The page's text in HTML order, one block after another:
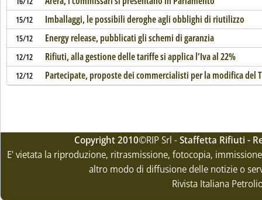
15/12 Imballaggi, le possibili deroghe agli obblighi di riutilizzo
15/12 Energy release, pubblicati gli schemi di garanzia
12/12 Rifiuti, alla gestione delle tariffe si applica l’Iva al 22%
12/12 Partecipate, proposte dei commercialisti per la modifica del
Copyright 2010©RIP Srl -Staffetta Rifiuti -
E' vietata la riproduzione, ritrasmissione, fotocopia,
altro modo di diffusione delle notizie o
Rivista Italiana